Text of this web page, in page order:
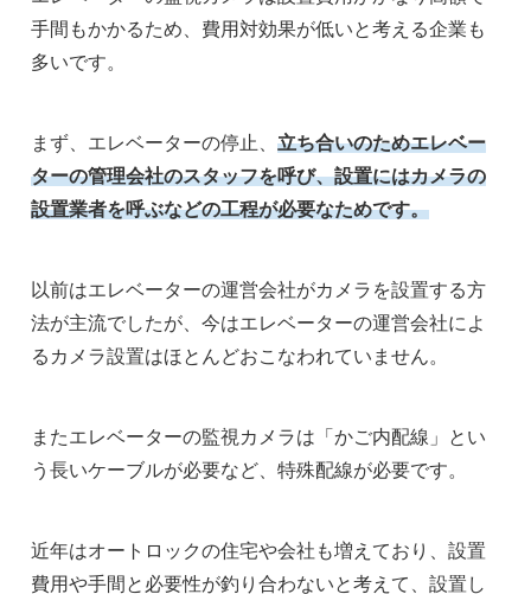
手間もかかるため、費用対効果が低いと考える企業も
多いです。
まず、エレベーターの停止、立ち合いのためエレベー
ターの管理会社のスタッフを呼び、設置にはカメラの
設置業者を呼ぶなどの工程が必要なためです。
以前はエレベーターの運営会社がカメラを設置する方
法が主流でしたが、今はエレベーターの運営会社によ
るカメラ設置はほとんどおこなわれていません。
またエレベーターの監視カメラは「かご内配線」とい
う長いケーブルが必要など、特殊配線が必要です。
近年はオートロックの住宅や会社も増えており、設置
費用や手間と必要性が釣り合わないと考えて、設置し